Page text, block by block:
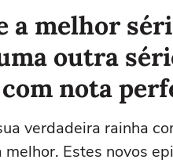
a melhor
outra
nota
verdadeira rainha
melhor. Estes novos